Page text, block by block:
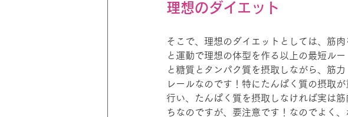
理想のダイエット
そこで、理想のダイエットとしては、筋
と運動で理想の体型を作る以上の最短ル
と糖質とタンパク質を摂取しながら、筋
レールなのです！特にたんぱく質の摂取
行い、たんぱく質を摂取しなければ実は
ちなのですが、要注意です！なのでよく